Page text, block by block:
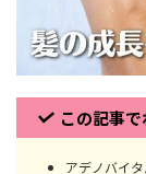
この記事
アデノバイ